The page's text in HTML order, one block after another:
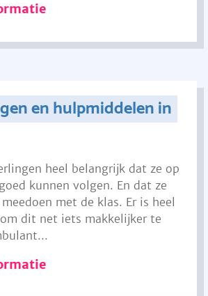
en hulpmiddelen in
heel belangrijk dat ze op
kunnen volgen. En dat ze
met de klas. Er is heel
dit net iets makkelijker te